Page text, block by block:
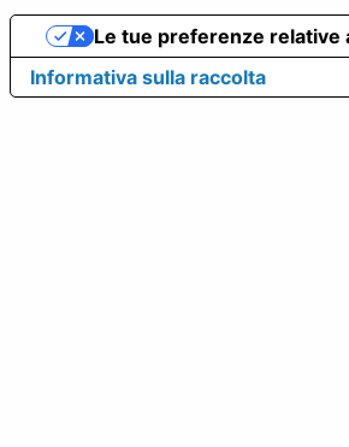
Informativa sulla raccolta
Le tue preferenze relative